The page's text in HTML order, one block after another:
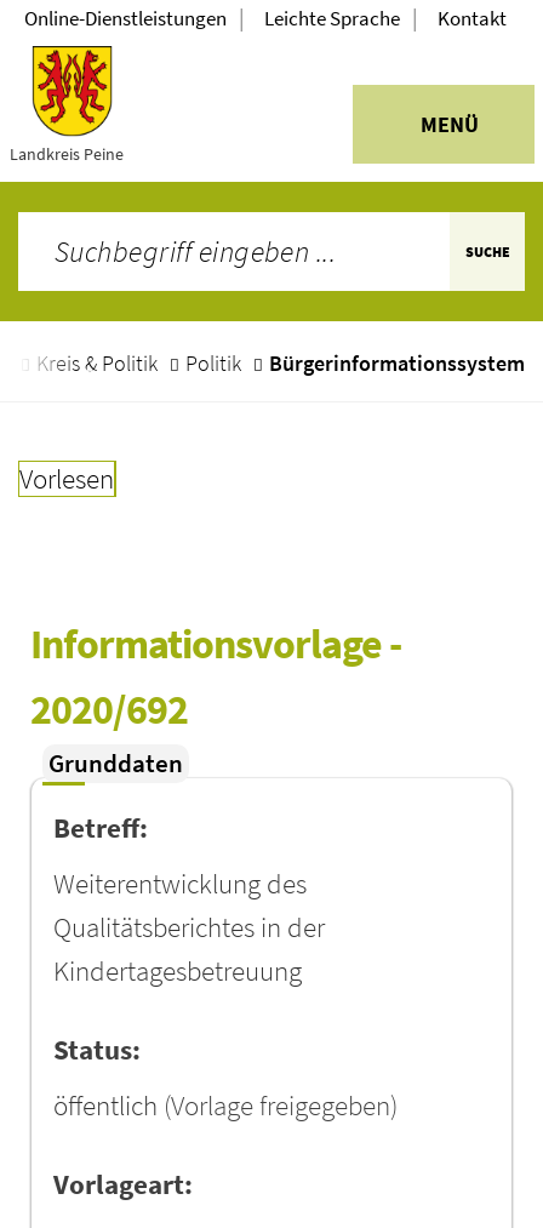
Landkreis Peine
MENÜ
Online-Dienstleistungen | Leichte Sprache | Kontakt
SUCHE
Kreis & Politik Politik Bürgerinformationssystem
Vorlesen
Informationsvorlage -
2020/692
Grunddaten
Betreff:
Weiterentwicklung des
Qualitätsberichtes in der
Kindertagesbetreuung
Status:
öffentlich (Vorlage freigegeben)
Vorlageart: